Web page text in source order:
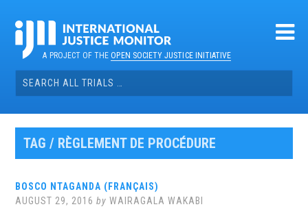
contentA PROJECT OF THEOPEN SOCIETY JUSTICE INITIATIVE
Search
for:
TAG / RÈGLEMENT DE PROCÉDURE
BOSCO NTAGANDA (FRANÇAIS)
AUGUST 29, 2016 byWAIRAGALA WAKABI